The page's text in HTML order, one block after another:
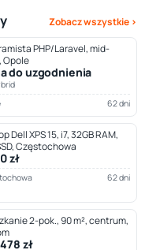
Zobacz wszystkie ›
PHP/Laravel, mid-
Opole
do uzgodnienia
62 dni
Dell XPS 15, i7, 32GB RAM,
Częstochowa
zł
62 dni
2-pok., 90 m², centrum,
zł